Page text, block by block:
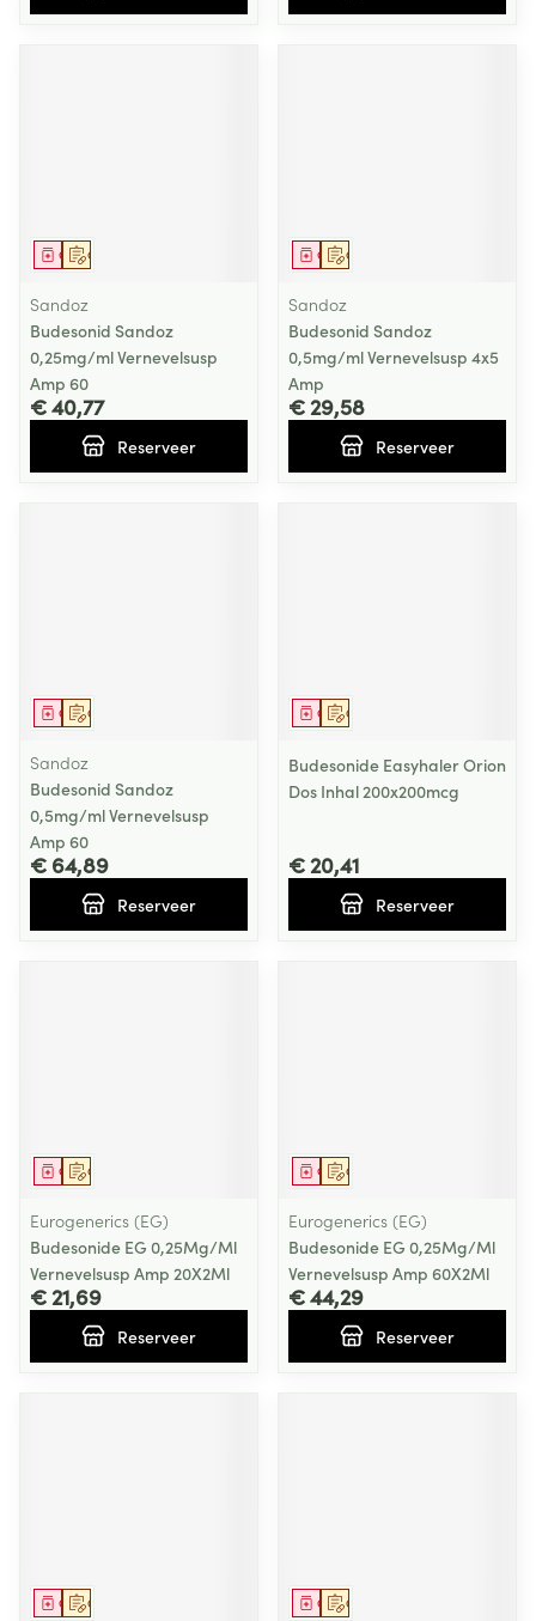
Op voorschrift
Geneesmiddel
Sandoz
Budesonid Sandoz
0,25mg/ml Vernevelsusp
Amp 60
€ 40,77
Reserveer
Op voorschrift
Geneesmiddel
Sandoz
Budesonid Sandoz
0,5mg/ml Vernevelsusp 4x5
Amp
€ 29,58
Reserveer
Op voorschrift
Geneesmiddel
Sandoz
Budesonid Sandoz
0,5mg/ml Vernevelsusp
Amp 60
€ 64,89
Reserveer
Op voorschrift
Geneesmiddel
Budesonide Easyhaler Orion
Dos Inhal 200x200mcg
€ 20,41
Reserveer
Op voorschrift
Geneesmiddel
Eurogenerics (EG)
Budesonide EG 0,25Mg/Ml
Vernevelsusp Amp 20X2Ml
€ 21,69
Reserveer
Op voorschrift
Geneesmiddel
Eurogenerics (EG)
Budesonide EG 0,25Mg/Ml
Vernevelsusp Amp 60X2Ml
€ 44,29
Reserveer
Op voorschrift
Geneesmiddel Op voorschrift
Geneesmiddel